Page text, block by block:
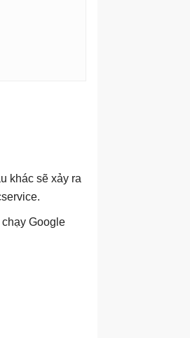
khác sẽ xảy ra
Google